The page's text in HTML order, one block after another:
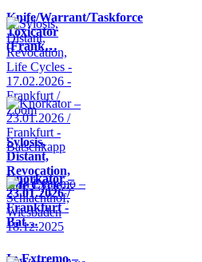
Knife/Warrant/Taskforce
Toxicator
(Frank…
Sylosis,
Distant,
Revocation,
Life Cycle…
Knorkator –
23.01.2026 /
Frankfurt -
Bat…
In Extremo –